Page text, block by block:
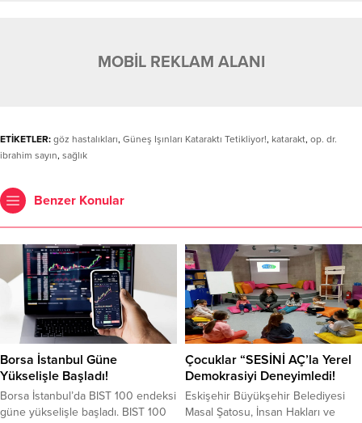
MOBİL REKLAM ALANI
ETİKETLER: göz hastalıkları, Güneş Işınları Kataraktı Tetikliyor!, katarakt, op. dr.
ibrahim sayın, sağlık
Benzer Konular
Borsa İstanbul Güne
Yükselişle Başladı!
Borsa İstanbul’da BIST 100 endeksi
güne yükselişle başladı. BIST 100
Çocuklar “SESİNİ AÇ’la Yerel
Demokrasiyi Deneyimledi!
Eskişehir Büyükşehir Belediyesi
Masal Şatosu, İnsan Hakları ve